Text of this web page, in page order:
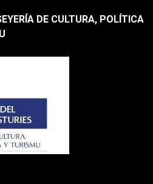
DE CULTURA, POLÍTICA